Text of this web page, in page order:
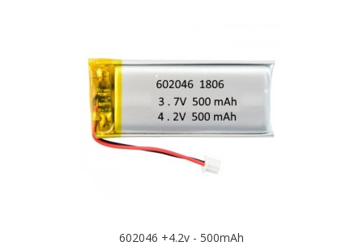
602046 +4.2v - 500mAh